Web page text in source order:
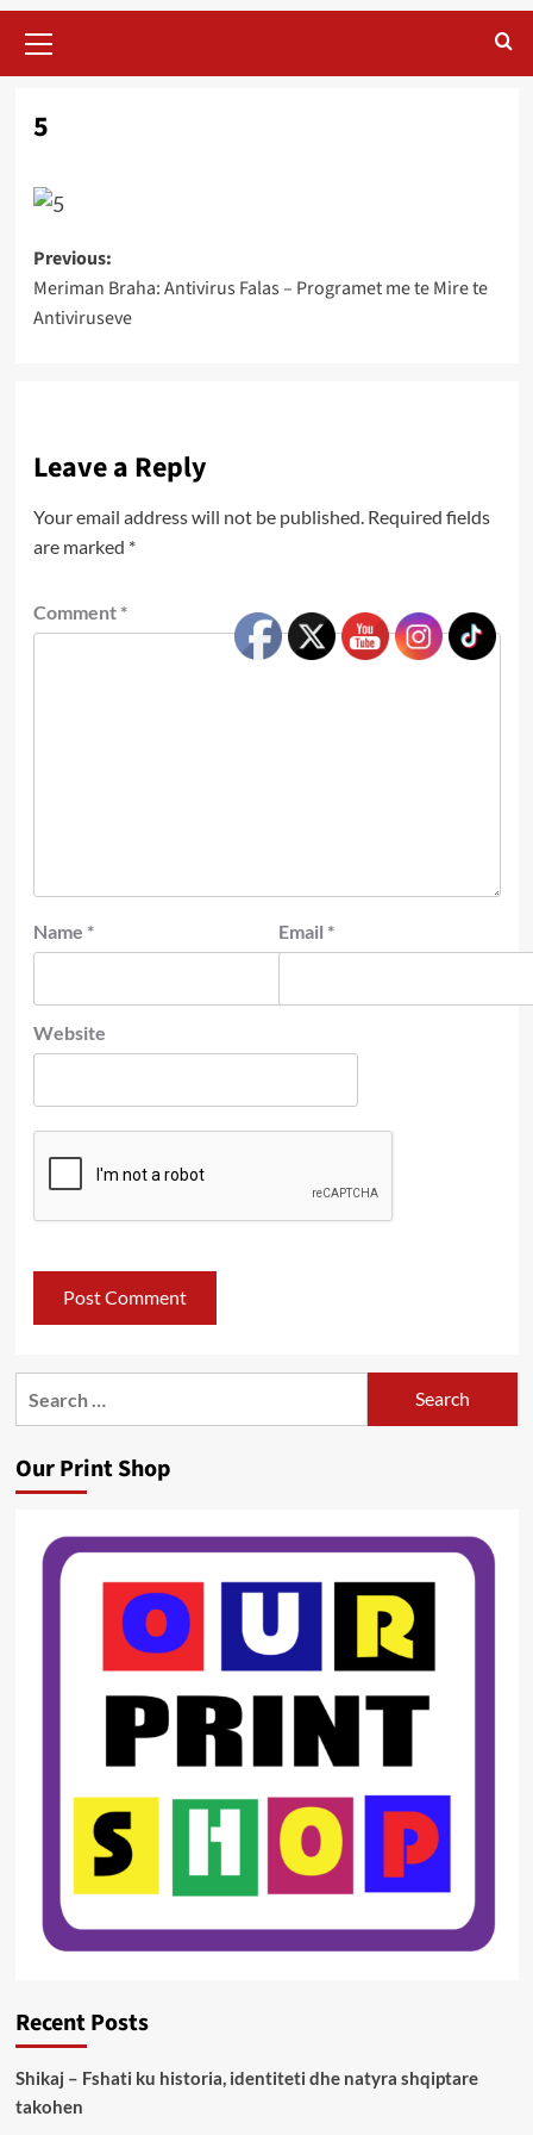
Menu
5
Post
navigation
Previous:
Meriman Braha: Antivirus Falas – Programet me te Mire te
Antiviruseve
Leave a Reply
Your email address will not be published. Required fields
are marked *
Comment *
Name * Email *
Website
Our Print Shop
Recent Posts
Shikaj – Fshati ku historia, identiteti dhe natyra shqiptare
takohen